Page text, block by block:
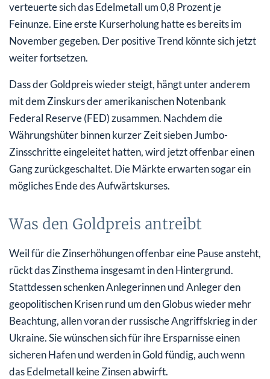
verteuerte sich das Edelmetall um 0,8 Prozent je
Feinunze. Eine erste Kurserholung hatte es bereits im
November gegeben. Der positive Trend könnte sich jetzt
weiter fortsetzen.
Dass der Goldpreis wieder steigt, hängt unter anderem
mit dem Zinskurs der amerikanischen Notenbank
Federal Reserve (FED) zusammen. Nachdem die
Währungshüter binnen kurzer Zeit sieben Jumbo-
Zinsschritte eingeleitet hatten, wird jetzt offenbar einen
Gang zurückgeschaltet. Die Märkte erwarten sogar ein
mögliches Ende des Aufwärtskurses.
Was den Goldpreis antreibt
Weil für die Zinserhöhungen offenbar eine Pause ansteht,
rückt das Zinsthema insgesamt in den Hintergrund.
Stattdessen schenken Anlegerinnen und Anleger den
geopolitischen Krisen rund um den Globus wieder mehr
Beachtung, allen voran der russische Angriffskrieg in der
Ukraine. Sie wünschen sich für ihre Ersparnisse einen
sicheren Hafen und werden in Gold fündig, auch wenn
das Edelmetall keine Zinsen abwirft.